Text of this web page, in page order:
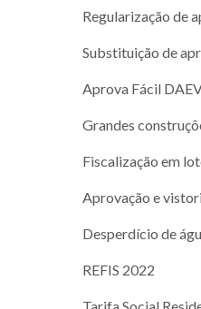
Regularização de
Substituição de
Aprova Fácil
Grandes
Fiscalização em
Aprovação e
Desperdício de
REFIS 2022